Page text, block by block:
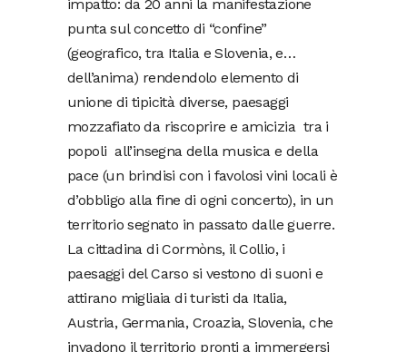
impatto: da 20 anni la manifestazione
punta sul concetto di “confine”
(geografico, tra Italia e Slovenia, e…
dell’anima) rendendolo elemento di
unione di tipicità diverse, paesaggi
mozzafiato da riscoprire e amicizia tra i
popoli all’insegna della musica e della
pace (un brindisi con i favolosi vini locali è
d’obbligo alla fine di ogni concerto), in un
territorio segnato in passato dalle guerre.
La cittadina di Cormòns, il Collio, i
paesaggi del Carso si vestono di suoni e
attirano migliaia di turisti da Italia,
Austria, Germania, Croazia, Slovenia, che
invadono il territorio pronti a immergersi